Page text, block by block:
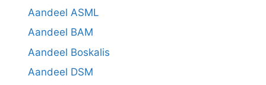
Aandeel ASML
Aandeel BAM
Aandeel Boskalis
Aandeel DSM